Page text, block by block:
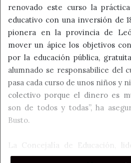
renovado este curso la
educativo con una inversión de
pionera en la provincia de
mover un ápice los objetivos
por la educación pública,
alumnado se responsabilice del
pasa cada curso de unos niños y
colectivo porque el dinero es
son de todos y todas”, ha
Busto.
La Concejalía de Educación,
Clara Paredes, ha entregado